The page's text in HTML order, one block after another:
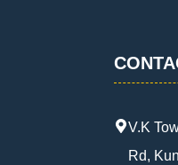
V.K
Rd,